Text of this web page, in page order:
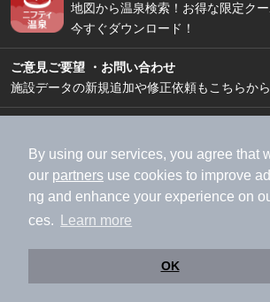
By using our services, you agree that
our partners use cookies to improve
ng and enhance your experience on
ces.
Learn more
OK
地図から温泉検索！お得な限定クー
今すぐダウンロード！
ご意見ご要望 ・お問い合わせ
施設データの新規追加や修正依頼もこちらから
加盟店募集（資料請求）
広告出
利用規約
ライフスタイル
特定商取引法に基づく表記
ヘルプ
運営会社